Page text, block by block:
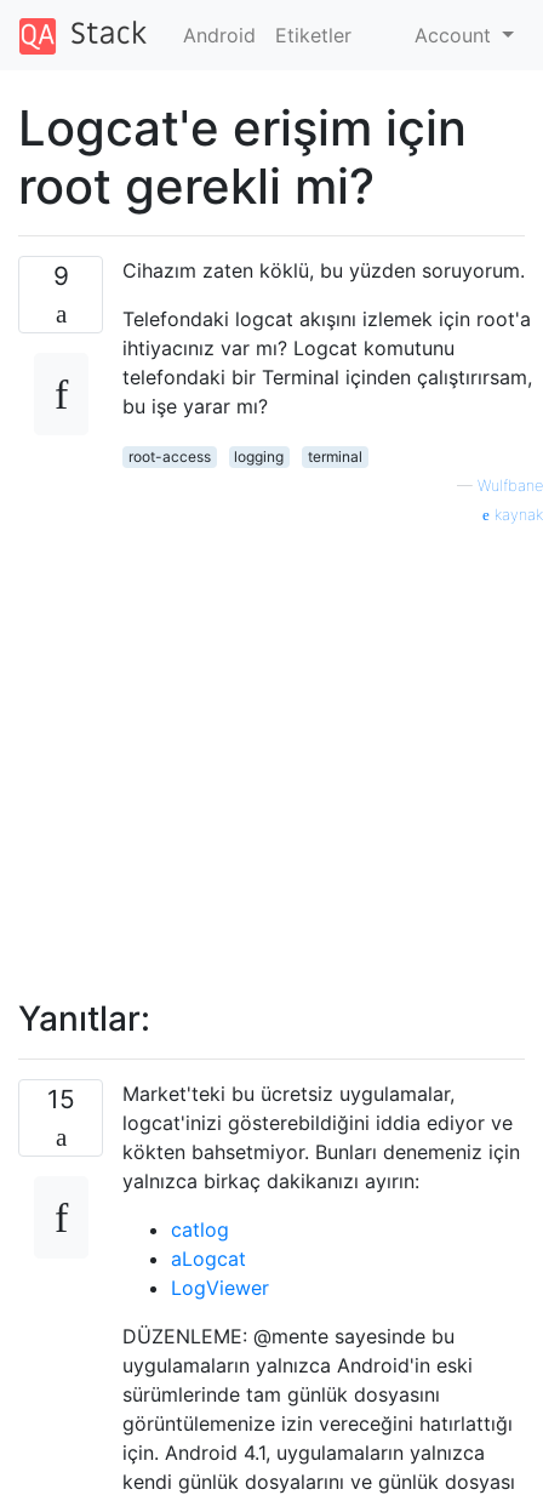
Android Etiketler Account
Logcat'e erişim için
root gerekli mi?
9
Cihazım zaten köklü, bu yüzden soruyorum.
Telefondaki logcat akışını izlemek için root'a
ihtiyacınız var mı? Logcat komutunu
telefondaki bir Terminal içinden çalıştırırsam,
bu işe yarar mı?
root-access logging
terminal
— Wulfbane
kaynak
Yanıtlar:
15
Market'teki bu ücretsiz uygulamalar,
logcat'inizi gösterebildiğini iddia ediyor ve
kökten bahsetmiyor. Bunları denemeniz için
yalnızca birkaç dakikanızı ayırın:
catlog
aLogcat
LogViewer
DÜZENLEME: @mente sayesinde bu
uygulamaların yalnızca Android'in eski
sürümlerinde tam günlük dosyasını
görüntülemenize izin vereceğini hatırlattığı
için. Android 4.1, uygulamaların yalnızca
kendi günlük dosyalarını ve günlük dosyası